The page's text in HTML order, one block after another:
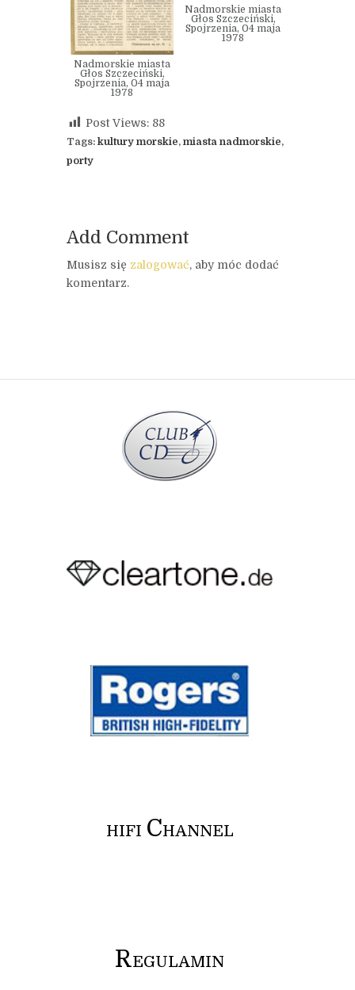
Nadmorskie miasta
Głos Szczeciński,
Spojrzenia, 04 maja
1978
Nadmorskie miasta
Głos Szczeciński,
Spojrzenia, 04 maja
1978
Post Views: 88
Tags: kultury morskie, miasta nadmorskie,
porty
Add Comment
Musisz się zalogować, aby móc dodać
komentarz.
HIFI CHANNEL
REGULAMIN